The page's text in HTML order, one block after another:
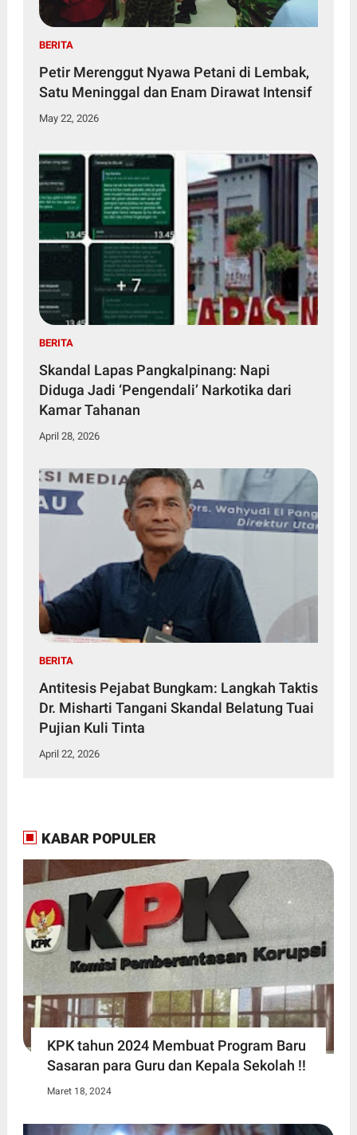
BERITA
Petir Merenggut Nyawa Petani di Lembak,
Satu Meninggal dan Enam Dirawat Intensif
May 22, 2026
BERITA
Skandal Lapas Pangkalpinang: Napi
Diduga Jadi ‘Pengendali’ Narkotika dari
Kamar Tahanan
April 28, 2026
BERITA
Antitesis Pejabat Bungkam: Langkah Taktis
Dr. Misharti Tangani Skandal Belatung Tuai
Pujian Kuli Tinta
April 22, 2026
KABAR POPULER
KPK tahun 2024 Membuat Program Baru
Sasaran para Guru dan Kepala Sekolah !!
Maret 18, 2024